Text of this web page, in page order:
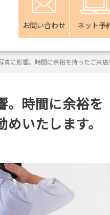
お問い合わせ ネット予
真に影響。時間に余裕を持ったご来
。時間に余裕を
いたします。